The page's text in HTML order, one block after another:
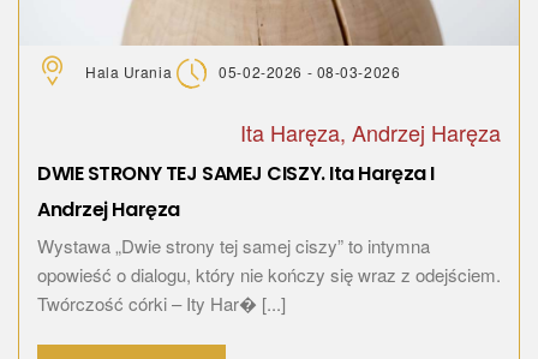
Hala Urania 05-02-2026 - 08-03-2026
Ita Haręza, Andrzej Haręza
DWIE STRONY TEJ SAMEJ CISZY. Ita Haręza I
Andrzej Haręza
Wystawa „Dwie strony tej samej ciszy” to intymna
opowieść o dialogu, który nie kończy się wraz z odejściem.
Twórczość córki – Ity Har� [...]